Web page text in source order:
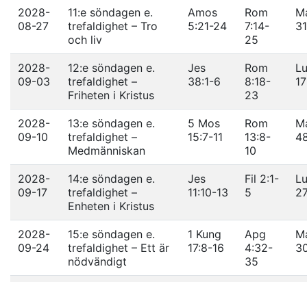
2028-
08-27
11:e söndagen e.
trefaldighet – Tro
och liv
Amos
5:21-24
Rom
7:14-
25
31
2028-
09-03
12:e söndagen e.
trefaldighet –
Friheten i Kristus
Jes
38:1-6
Rom
8:18-
23
17
2028-
09-10
13:e söndagen e.
trefaldighet –
Medmänniskan
5 Mos
15:7-11
Rom
13:8-
10
2028-
09-17
14:e söndagen e.
trefaldighet –
Enheten i Kristus
Jes
11:10-13
Fil 2:1-
5
2028-
09-24
15:e söndagen e.
trefaldighet – Ett är
nödvändigt
1 Kung
17:8-16
Apg
4:32-
35